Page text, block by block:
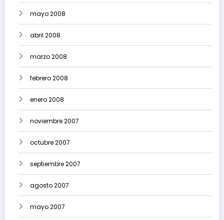
mayo 2008
abril 2008
marzo 2008
febrero 2008
enero 2008
noviembre 2007
octubre 2007
septiembre 2007
agosto 2007
mayo 2007